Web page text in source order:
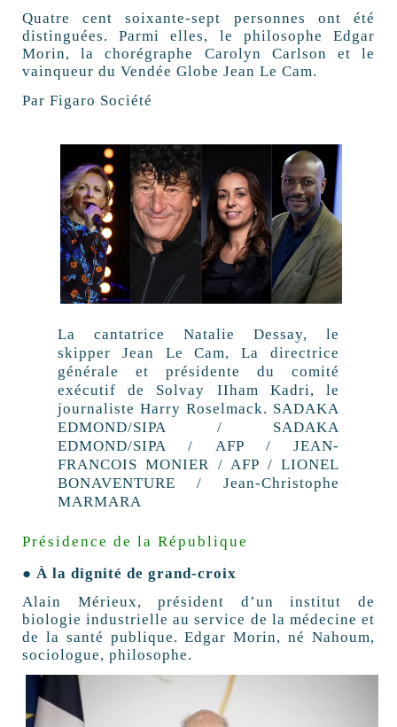
Quatre cent soixante-sept personnes ont été
distinguées. Parmi elles, le philosophe Edgar
Morin, la chorégraphe Carolyn Carlson et le
vainqueur du Vendée Globe Jean Le Cam.
Par Figaro Société
La cantatrice Natalie Dessay, le
skipper Jean Le Cam, La directrice
générale et présidente du comité
exécutif de Solvay IIham Kadri, le
journaliste Harry Roselmack. SADAKA
EDMOND/SIPA / SADAKA
EDMOND/SIPA / AFP / JEAN-
FRANCOIS MONIER / AFP / LIONEL
BONAVENTURE / Jean-Christophe
MARMARA
Présidence de la République
● À la dignité de grand-croix
Alain Mérieux, président d’un institut de
biologie industrielle au service de la médecine et
de la santé publique. Edgar Morin, né Nahoum,
sociologue, philosophe.